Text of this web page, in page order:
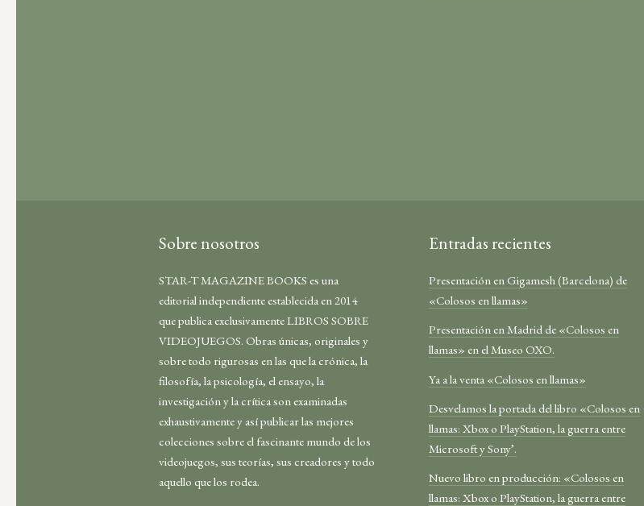
Sobre nosotros
STAR-T MAGAZINE BOOKS es una
editorial independiente establecida en 2014
que publica exclusivamente LIBROS SOBRE
VIDEOJUEGOS. Obras únicas, originales y
sobre todo rigurosas en las que la crónica, la
filosofía, la psicología, el ensayo, la
investigación y la crítica son examinadas
exhaustivamente y así publicar las mejores
colecciones sobre el fascinante mundo de los
videojuegos, sus teorías, sus creadores y todo
aquello que los rodea.
Entradas recientes
Presentación en Gigamesh (Barcelona) de
«Colosos en llamas»
Presentación en Madrid de «Colosos en
llamas» en el Museo OXO.
Ya a la venta «Colosos en llamas»
Desvelamos la portada del libro «Colosos en
llamas: Xbox o PlayStation, la guerra entre
Microsoft y Sony’.
Nuevo libro en producción: «Colosos en
llamas: Xbox o PlayStation, la guerra entre